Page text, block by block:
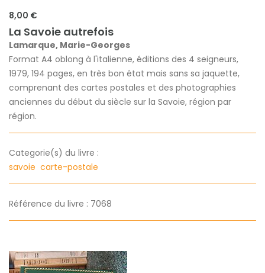
8,00 €
La Savoie autrefois
Lamarque, Marie-Georges
Format A4 oblong à l'italienne, éditions des 4 seigneurs,
1979, 194 pages, en très bon état mais sans sa jaquette,
comprenant des cartes postales et des photographies
anciennes du début du siècle sur la Savoie, région par
région.
Categorie(s) du livre :
savoie carte-postale
Référence du livre : 7068